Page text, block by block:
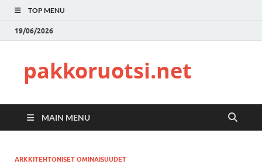
TOP MENU
19/06/2026
pakkoruotsi.net
MAIN MENU
ARKKITEHTONISET OMINAISUUDET